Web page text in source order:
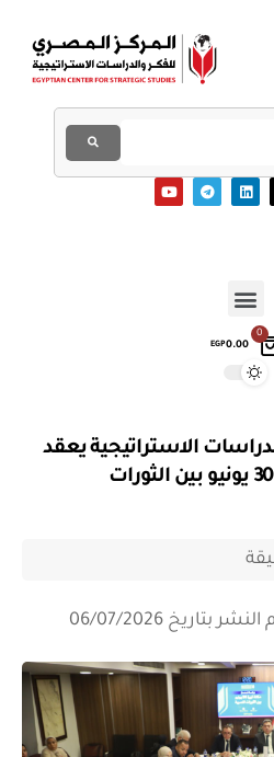
0
EGP0.00
الاستراتيجية يعقد
ورشة عمل “مكانة ثورة 30 يونيو بين الثورات
بتاريخ 06/07/2026